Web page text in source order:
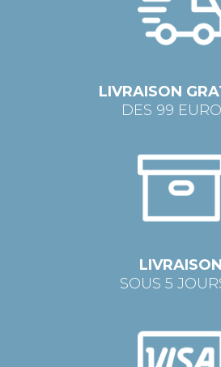
LIVRAISON
DES 99
LIVRAISON
SOUS 5